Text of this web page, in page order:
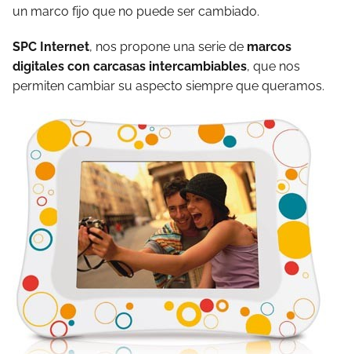
un marco fijo que no puede ser cambiado.
SPC Internet, nos propone una serie de marcos
digitales con carcasas intercambiables, que nos
permiten cambiar su aspecto siempre que queramos.